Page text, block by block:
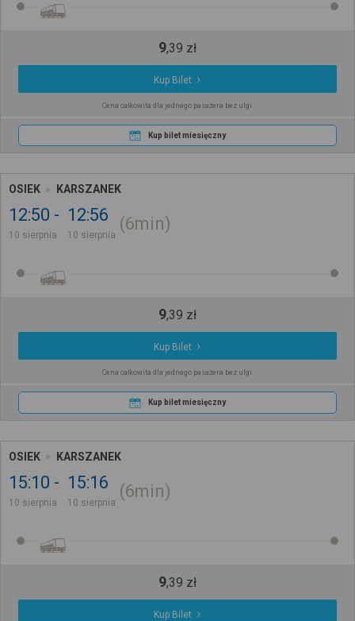
9,39 zł
Kup Bilet
Cena całkowita dla jednego pasażera bez ulgi
Kup bilet miesięczny
OSIEK KARSZANEK
12:50
10 sierpnia
12:56
10 sierpnia
6min
9,39 zł
Kup Bilet
Cena całkowita dla jednego pasażera bez ulgi
Kup bilet miesięczny
OSIEK KARSZANEK
15:10
10 sierpnia
15:16
10 sierpnia
6min
9,39 zł
Kup Bilet